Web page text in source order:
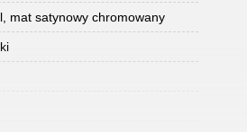
mat satynowy chromowany